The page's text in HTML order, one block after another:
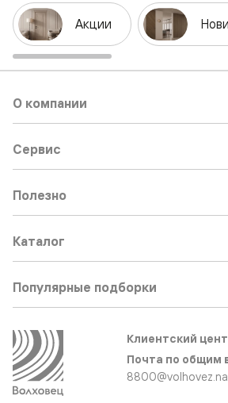
Акции
О компании
Сервис
Полезно
Каталог
Популярные подборки
Клиентский
Почта по общим